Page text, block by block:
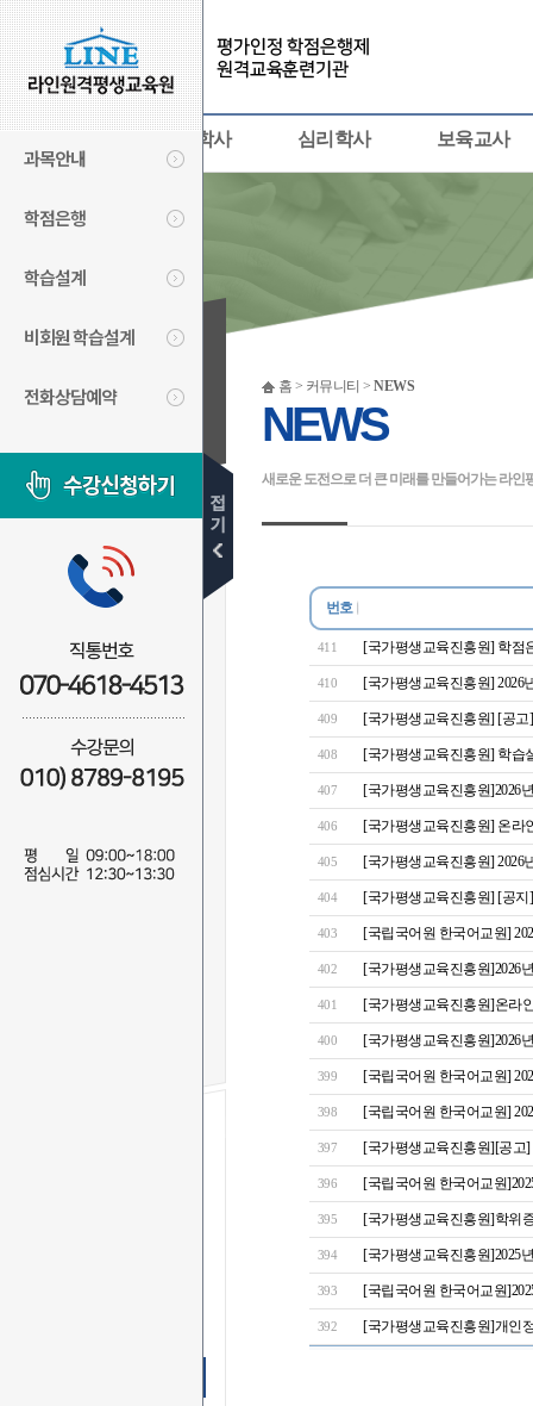
과목안내
학점은행
학습설계
비회원 학습설계
전화상담예약
경영학사 심리학사 보육교사
커뮤니티
공지사항
학사일정
수강후기
장학후기
자주묻는질문
비회원
무료학습설계
홈 > 커뮤니티 > NEWS
NEWS
새로운 도전으로 더 큰 미래를 만들어가는 라인
번호
411 [국가평생교육진흥원] 학점
410 [국가평생교육진흥원] 2026
409 [국가평생교육진흥원] [공고
408 [국가평생교육진흥원] 학습
407 [국가평생교육진흥원]2026
406 [국가평생교육진흥원] 온라
405 [국가평생교육진흥원] 2026
404 [국가평생교육진흥원] [공지
403 [국립국어원 한국어교원]
402 [국가평생교육진흥원]2026
401 [국가평생교육진흥원]온라
400 [국가평생교육진흥원]2026
399 [국립국어원 한국어교원]
398 [국립국어원 한국어교원]
397 [국가평생교육진흥원][공고]
396 [국립국어원 한국어교원
395 [국가평생교육진흥원]학위
394 [국가평생교육진흥원]2025
393 [국립국어원 한국어교원
392 [국가평생교육진흥원]개인